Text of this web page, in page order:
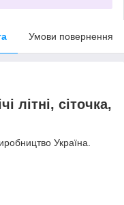
Умови повернення
літні, сіточка,
Україна.